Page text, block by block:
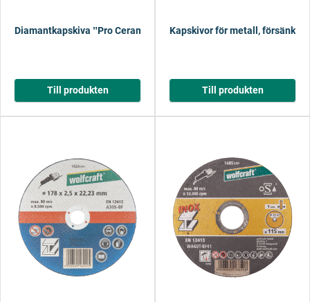
Diamantkapskiva ˮPro Ceramic Turboˮ
Till produkten
Kapskivor för metall, försänkt
Till produkten